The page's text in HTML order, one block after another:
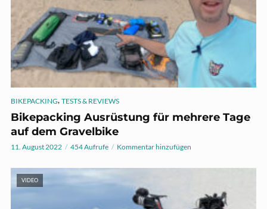
BIKEPACKING, TESTS & REVIEWS
Bikepacking Ausrüstung für mehrere Tage
auf dem Gravelbike
11. August 2022 454 Aufrufe Kommentar hinzufügen
VIDEO